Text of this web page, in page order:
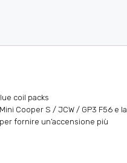
coil packs
Cooper S / JCW / GP3 F56 e la
fornire un’accensione più